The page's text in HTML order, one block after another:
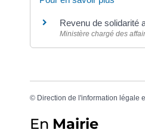
Revenu de solidarité
Ministère chargé des
© Direction de l'information légale
En Mairie